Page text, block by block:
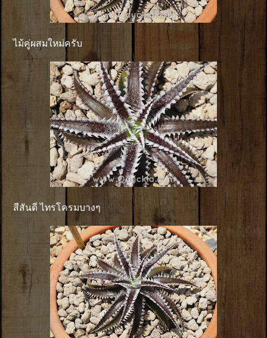
ไม้คู่ผสมใหม่ครับ
สีสันดี ไทรโครมบางๆ